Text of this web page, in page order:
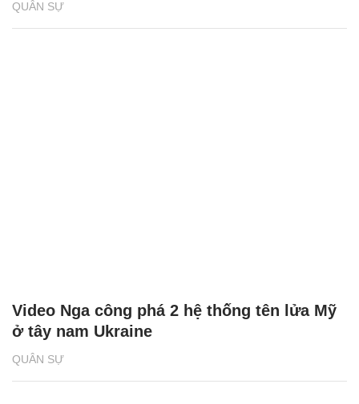
QUÂN SỰ
QUÂN SỰ
Video Nga công phá 2 hệ thống tên lửa Mỹ
ở tây nam Ukraine